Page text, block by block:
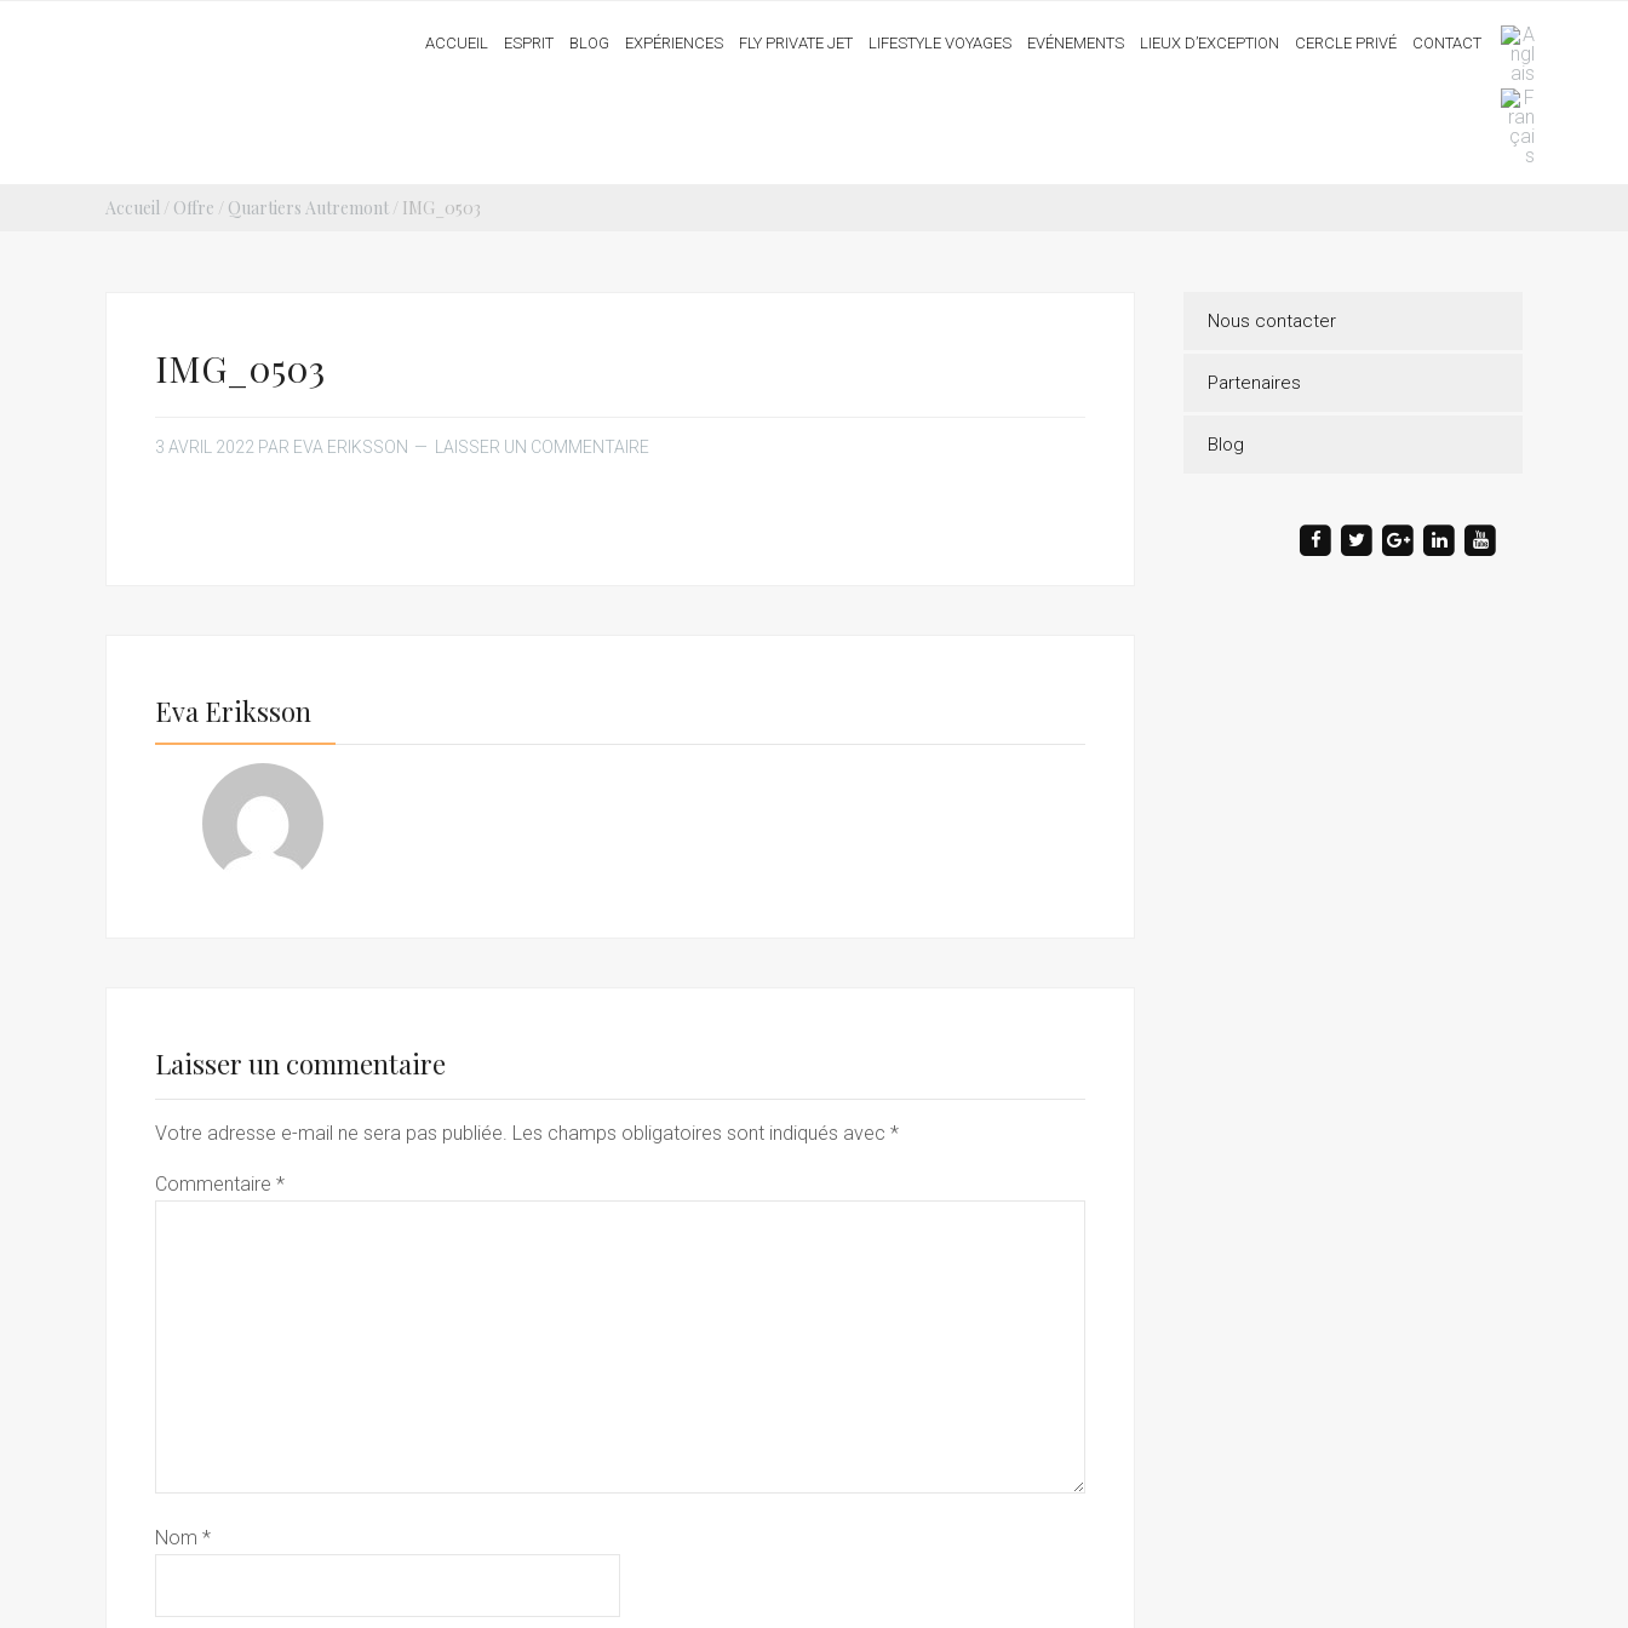
ACCUEIL ESPRIT BLOG EXPÉRIENCES FLY PRIVATE JET LIFESTYLE VOYAGES EVÉNEMENTS LIEUX D’EXCEPTION CERCLE PRIVÉ CONTACT
Accueil / Offre / Quartiers Autremont / IMG_0503
IMG_0503
3 AVRIL 2022 PAR EVA ERIKSSON LAISSER UN COMMENTAIRE
Eva Eriksson
Laisser un commentaire
Votre adresse e-mail ne sera pas publiée. Les champs obligatoires sont indiqués avec *
Commentaire *
Nom *
Nous contacter
Partenaires
Blog